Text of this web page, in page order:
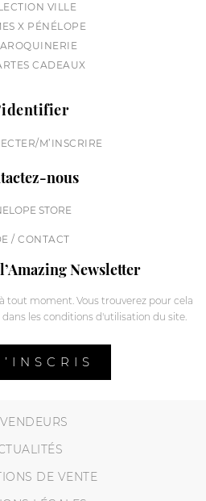
VILLE
X PÉNÉLOPE
CADEAUX
M’INSCRIRE
nous
STORE
/ CONTACT
Newsletter
tout moment. Vous trouverez pour cela
les conditions d'utilisation du site.
DE VENTE